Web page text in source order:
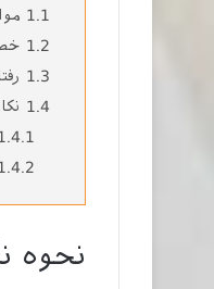
1.1
1.2
1.3
1.4
نحوه